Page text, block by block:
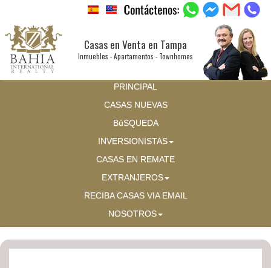
Casas en Venta en Tampa
Inmuebles - Apartamentos - Townhomes
PRINCIPAL
CASAS NUEVAS
BúSQUEDA
INVERSIONISTAS
CASAS EN REMATE
EXTRANJEROS
RECIBA CASAS VIA EMAIL
NOSOTROS